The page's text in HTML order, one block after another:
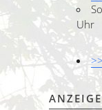
Uhr
ANZEIGE